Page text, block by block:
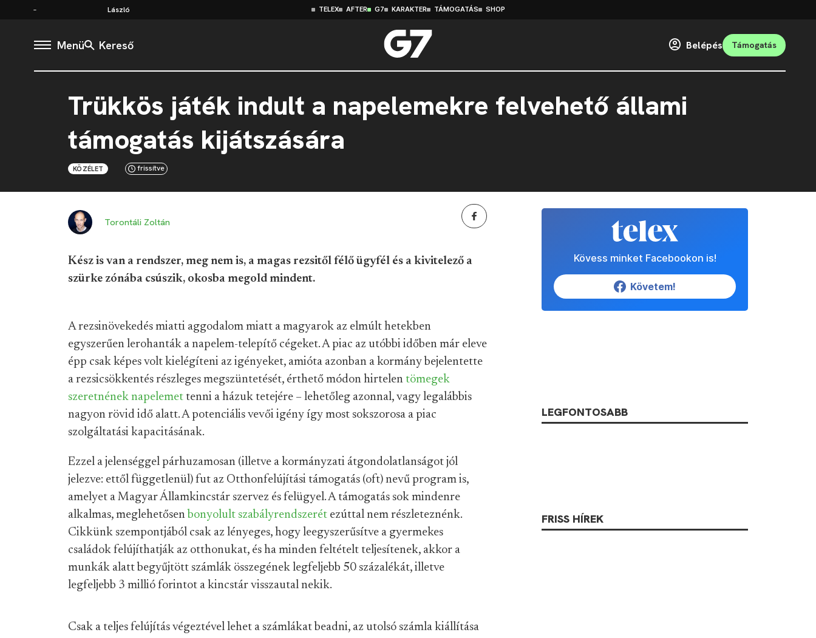
László TELEX AFTER G7 KARAKTER TÁMOGATÁS SHOP
Menü Kereső Belépés Támogatás
Trükkös játék indult a napelemekre felvehető állami
támogatás kijátszására
KÖZÉLET frissítve
Torontáli Zoltán
Kész is van a rendszer, meg nem is, a magas rezsitől félő ügyfél és a kivitelező a
szürke zónába csúszik, okosba megold mindent.
A rezsinövekedés miatti aggodalom miatt a magyarok az elmúlt hetekben
egyszerűen lerohanták a napelem-telepítő cégeket. A piac az utóbbi időben már eleve
épp csak képes volt kielégíteni az igényeket, amióta azonban a kormány bejelentette
a rezsicsökkentés részleges megszüntetését, érthető módon hirtelen tömegek
szeretnének napelemet tenni a házuk tetejére – lehetőleg azonnal, vagy legalábbis
nagyon rövid idő alatt. A potenciális vevői igény így most sokszorosa a piac
szolgáltatási kapacitásának.
Ezzel a jelenséggel párhuzamosan (illetve a kormányzati átgondolatlanságot jól
jelezve: ettől függetlenül) fut az Otthonfelújítási támogatás (oft) nevű program is,
amelyet a Magyar Államkincstár szervez és felügyel. A támogatás sok mindenre
alkalmas, meglehetősen bonyolult szabályrendszerét ezúttal nem részleteznénk.
Cikkünk szempontjából csak az lényeges, hogy leegyszerűsítve a gyermekes
családok felújíthatják az otthonukat, és ha minden feltételt teljesítenek, akkor a
munkák alatt begyűjtött számlák összegének legfeljebb 50 százalékát, illetve
legfeljebb 3 millió forintot a kincstár visszautal nekik.
Csak a teljes felújítás végeztével lehet a számlákat beadni, az utolsó számla kiállítása
Kövess minket Facebookon is!
Követem!
LEGFONTOSABB
FRISS HÍREK